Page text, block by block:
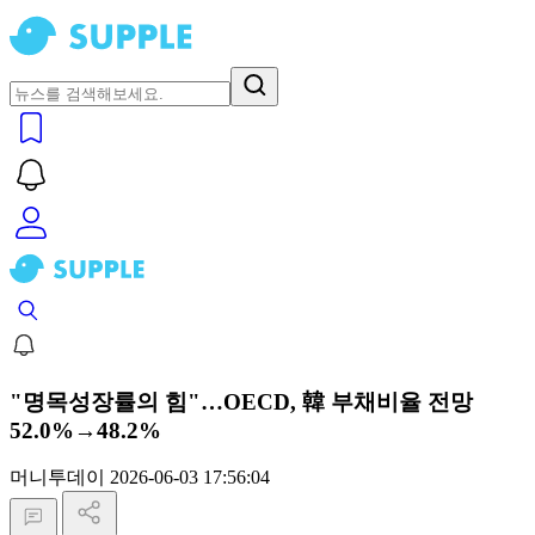
"명목성장률의 힘"…OECD, 韓 부채비율 전망
52.0%→48.2%
머니투데이 2026-06-03 17:56:04